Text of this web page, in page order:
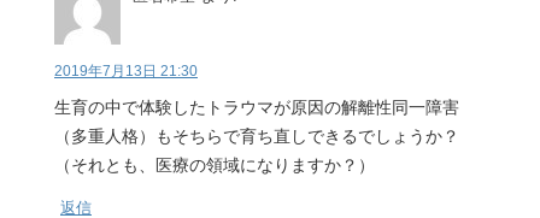
2019年7月13日 21:30
生育の中で体験したトラウマが原因の解離性同一障害
（多重人格）もそちらで育ち直しできるでしょうか？
（それとも、医療の領域になりますか？）
返信